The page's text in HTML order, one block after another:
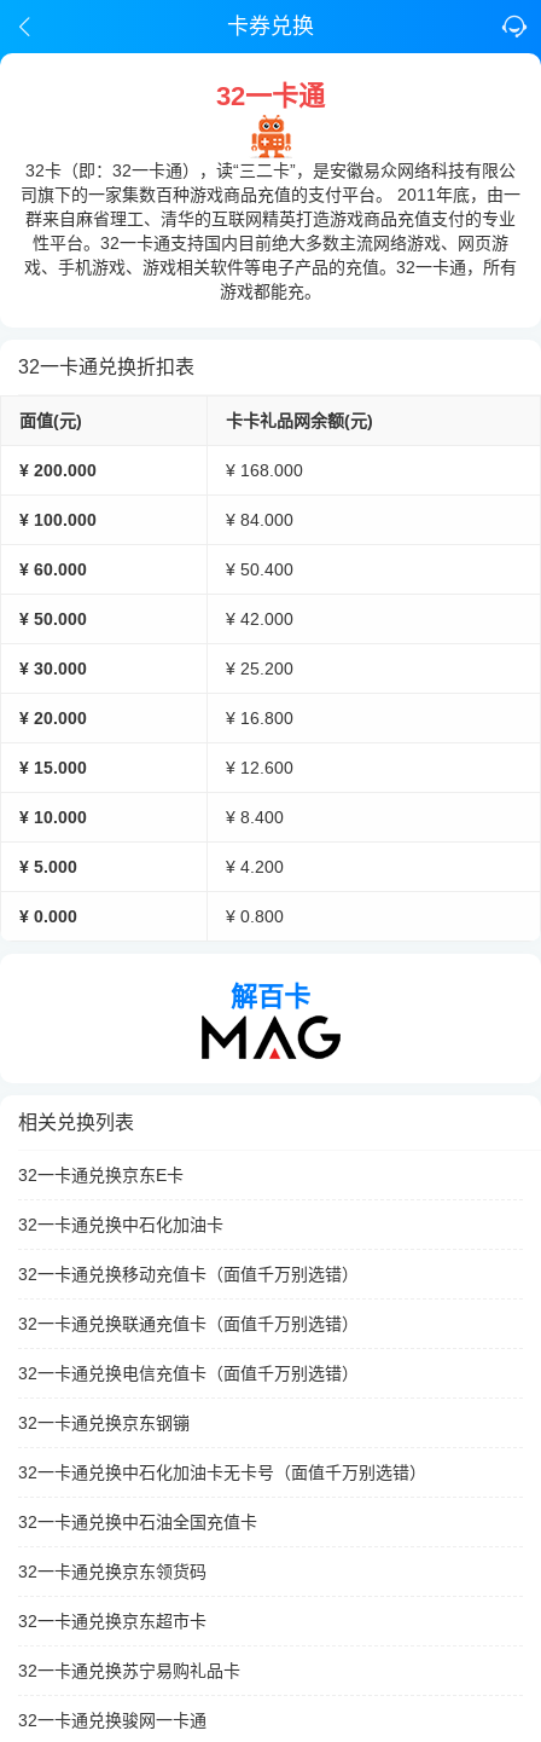
卡券兑换
32一卡通
32卡（即：32一卡通），读“三二卡”，是安徽易众网络科技有限公
司旗下的一家集数百种游戏商品充值的支付平台。 2011年底，由一
群来自麻省理工、清华的互联网精英打造游戏商品充值支付的专业
性平台。32一卡通支持国内目前绝大多数主流网络游戏、网页游
戏、手机游戏、游戏相关软件等电子产品的充值。32一卡通，所有
游戏都能充。
32一卡通兑换折扣表
面值(元) 卡卡礼品网余额(元)
¥ 200.000 ¥ 168.000
¥ 100.000 ¥ 84.000
¥ 60.000 ¥ 50.400
¥ 50.000 ¥ 42.000
¥ 30.000 ¥ 25.200
¥ 20.000 ¥ 16.800
¥ 15.000 ¥ 12.600
¥ 10.000 ¥ 8.400
¥ 5.000 ¥ 4.200
¥ 0.000 ¥ 0.800
解百卡
相关兑换列表
32一卡通兑换京东E卡
32一卡通兑换中石化加油卡
32一卡通兑换移动充值卡（面值千万别选错）
32一卡通兑换联通充值卡（面值千万别选错）
32一卡通兑换电信充值卡（面值千万别选错）
32一卡通兑换京东钢镚
32一卡通兑换中石化加油卡无卡号（面值千万别选错）
32一卡通兑换中石油全国充值卡
32一卡通兑换京东领货码
32一卡通兑换京东超市卡
32一卡通兑换苏宁易购礼品卡
32一卡通兑换骏网一卡通